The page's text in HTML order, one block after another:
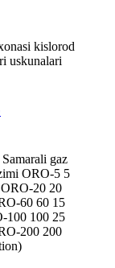
gaz
ORO-5 5
20 20
60 60 15
100 100 25
200 200